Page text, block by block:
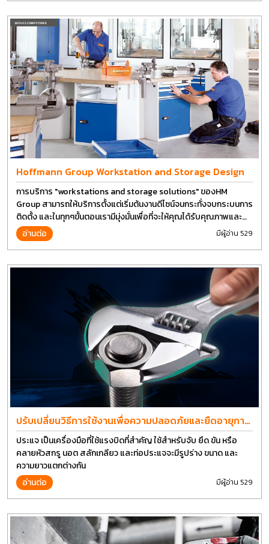
Hoffmann Group Workstation and Storage Design
การบริการ "workstations and storage solutions" ของHM
Group สามารถให้บริการตั้งแต่เริ่มต้นงานดีไซน์จนกระทั่งจบกระบนการ
ติดตั้ง และในทุกๆขั้นตอนเรามีมุ่งมั่นเพื่อที่จะให้คุณได้รับคุณภาพและ
การที่งานที่ดีที่สุด บนต้นทุนที่ดีที่สุดเช่นกัน
อ่านต่อ มีผู้อ่าน 529
ปรับเปลี่ยนวิธีการใช้งานเพื่อความปลอดภัยและยืดอายุการ
ใช้งานประแจได้อีกนาน
ประแจ เป็นเครื่องมือที่ใช้แรงบิดที่สำคัญ ใช้สำหรับจับ ยึด ขัน หรือ
คลายหัวสกรู นอต สลักเกลียว และท่อประแจจะมีรูปร่าง ขนาด และ
ความยาวแตกต่างกัน
อ่านต่อ
มีผู้อ่าน 529